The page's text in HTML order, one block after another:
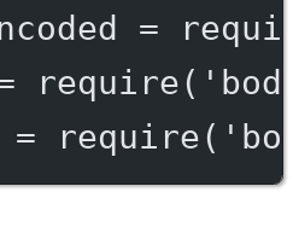
=
require(
= require(